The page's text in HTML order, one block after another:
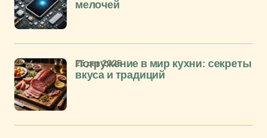
мелочей
Погружение в мир кухни: секреты
вкуса и традиций
25 дек 2025